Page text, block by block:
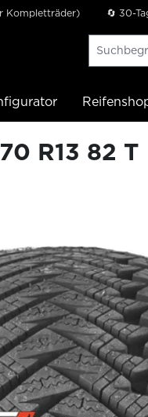
Kompletträder) 🔄 30-
R13 82 T